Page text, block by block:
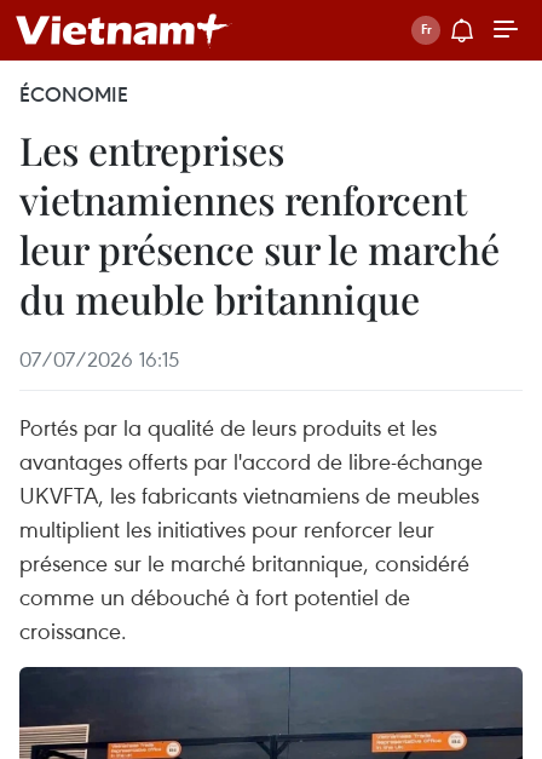
ÉCONOMIE
Les entreprises
vietnamiennes renforcent
leur présence sur le marché
du meuble britannique
07/07/2026 16:15
Portés par la qualité de leurs produits et les
avantages offerts par l'accord de libre-échange
UKVFTA, les fabricants vietnamiens de meubles
multiplient les initiatives pour renforcer leur
présence sur le marché britannique, considéré
comme un débouché à fort potentiel de
croissance.